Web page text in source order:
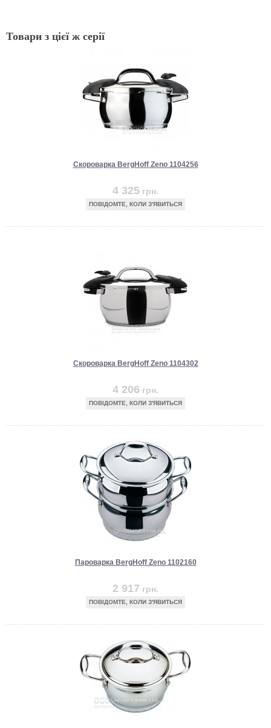
Товари з цієї ж серії
Скороварка BergHoff Zeno 1104256
4 325 грн.
ПОВІДОМТЕ, КОЛИ З'ЯВИТЬСЯ
Скороварка BergHoff Zeno 1104302
4 206 грн.
ПОВІДОМТЕ, КОЛИ З'ЯВИТЬСЯ
Пароварка BergHoff Zeno 1102160
2 917 грн.
ПОВІДОМТЕ, КОЛИ З'ЯВИТЬСЯ